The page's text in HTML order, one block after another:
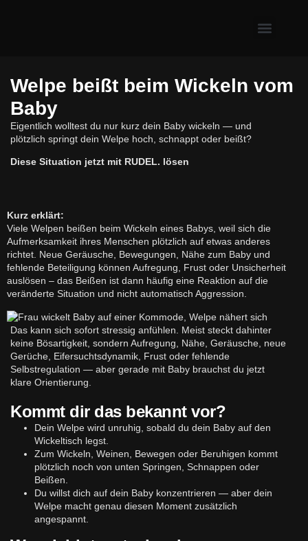
Welpe beißt beim Wickeln vom
Baby
Eigentlich wolltest du nur kurz dein Baby wickeln — und
plötzlich springt dein Welpe hoch, schnappt oder beißt?
Diese Situation jetzt mit RUDEL. lösen
Kurz erklärt:
Viele Welpen beißen beim Wickeln eines Babys, weil sich die
Aufmerksamkeit ihres Menschen plötzlich auf etwas anderes
richtet. Neue Geräusche, Bewegungen, Nähe zum Baby und
fehlende Beteiligung können Aufregung, Frust oder Unsicherheit
auslösen – das Beißen ist dann häufig eine Reaktion auf die
veränderte Situation und nicht automatisch Aggression.
Das kann sich sofort stressig anfühlen. Meist steckt dahinter
keine Bösartigkeit, sondern Aufregung, Nähe, Geräusche, neue
Gerüche, Eifersuchtsdynamik, Frust oder fehlende
Selbstregulation — aber gerade mit Baby brauchst du jetzt
klare Orientierung.
Kommt dir das bekannt vor?
Dein Welpe wird unruhig, sobald du dein Baby auf den
Wickeltisch legst.
Zum Wickeln, Weinen, Bewegen oder Beruhigen kommt
plötzlich noch von unten Springen, Schnappen oder
Beißen.
Du willst dich auf dein Baby konzentrieren — aber dein
Welpe macht genau diesen Moment zusätzlich
angespannt.